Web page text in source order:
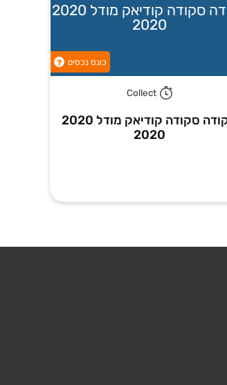
סקודה סקודה קודיאק מודל 2020
2020
כונס נכסים ?
Collect
סקודה סקודה קודיאק מודל 2020
2020